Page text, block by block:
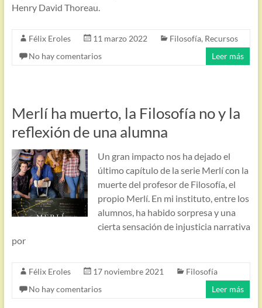
Henry David Thoreau.
Félix Eroles 11 marzo 2022 Filosofía, Recursos
No hay comentarios
Leer más
Merlí ha muerto, la Filosofía no y la
reflexión de una alumna
Un gran impacto nos ha dejado el
último capítulo de la serie Merlí con la
muerte del profesor de Filosofía, el
propio Merlí. En mi instituto, entre los
alumnos, ha habido sorpresa y una
cierta sensación de injusticia narrativa
por
Félix Eroles 17 noviembre 2021
Filosofía
No hay comentarios
Leer más